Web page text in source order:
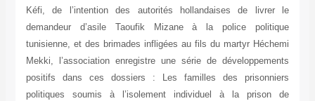
Kéfi, de l’intention des autorités hollandaises de livrer le
demandeur d’asile Taoufik Mizane à la police politique
tunisienne, et des brimades infligées au fils du martyr Héchemi
Mekki, l’association enregistre une série de développements
positifs dans ces dossiers : Les familles des prisonniers
politiques soumis à l’isolement individuel à la prison de